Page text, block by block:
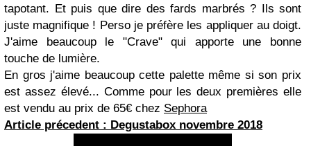
tapotant. Et puis que dire des fards marbrés ? Ils sont
juste magnifique ! Perso je préfère les appliquer au doigt.
J'aime beaucoup le "Crave" qui apporte une bonne
touche de lumière.
En gros j'aime beaucoup cette palette même si son prix
est assez élevé... Comme pour les deux premières elle
est vendu au prix de 65€ chez Sephora
Article précedent : Degustabox novembre 2018